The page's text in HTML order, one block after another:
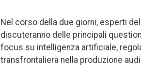
Nel corso della due giorni, esperti
discuteranno delle principali
focus su intelligenza artificiale,
transfrontaliera nella produzione